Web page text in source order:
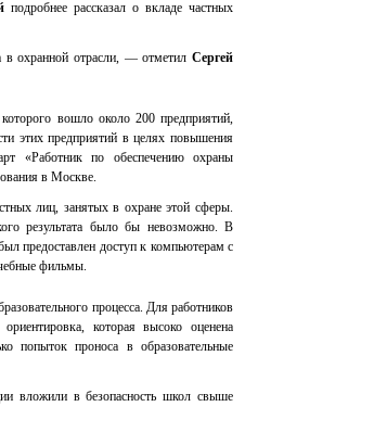
подробнее рассказал о вкладе частных
в охранной отрасли, — отметил Сергей
вошло около 200 предприятий,
этих предприятий в целях повышения
«Работник по обеспечению охраны
в Москве.
лиц, занятых в охране этой сферы.
результата было бы невозможно. В
предоставлен доступ к компьютерам с
фильмы.
процесса. Для работников
которая высоко оценена
попыток проноса в образовательные
вложили в безопасность школ свыше